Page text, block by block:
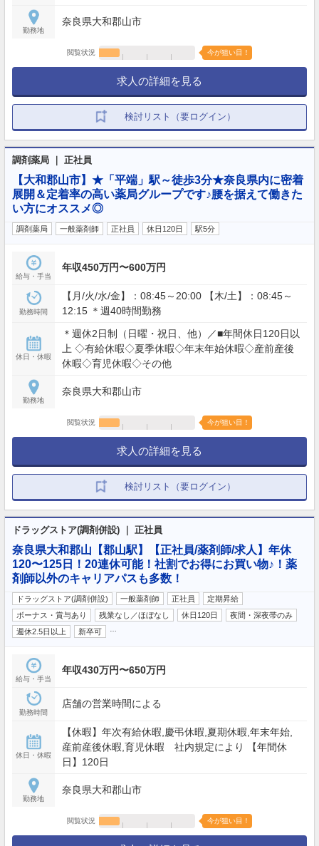
勤務地
奈良県大和郡山市
閲覧状況 今が狙い目！
求人の詳細を見る
検討リスト（要ログイン）
調剤薬局 ｜ 正社員
【大和郡山市】★「平端」駅～徒歩3分★奈良県内に密着
展開＆定着率の高い薬局グループです♪腰を据えて働きた
い方にオススメ◎
調剤薬局 一般薬剤師 正社員 休日120日 駅5分
給与・手当
年収450万円〜600万円
勤務時間
【月/火/水/金】：08:45～20:00 【木/土】：08:45～
12:15 ＊週40時間勤務
休日・休暇
＊週休2日制（日曜・祝日、他）／■年間休日120日以
上 ◇有給休暇◇夏季休暇◇年末年始休暇◇産前産後
休暇◇育児休暇◇その他
勤務地
奈良県大和郡山市
閲覧状況 今が狙い目！
求人の詳細を見る
検討リスト（要ログイン）
ドラッグストア(調剤併設) ｜ 正社員
奈良県大和郡山【郡山駅】【正社員/薬剤師/求人】年休
120〜125日！20連休可能！社割でお得にお買い物♪！薬
剤師以外のキャリアパスも多数！
ドラッグストア(調剤併設) 一般薬剤師 正社員
定期昇給
ボーナス・賞与あり
残業なし／ほぼなし 休日120日
夜間・深夜帯のみ
週休2.5日以上
新卒可
給与・手当
年収430万円〜650万円
勤務時間
店舗の営業時間による
休日・休暇
【休暇】年次有給休暇,慶弔休暇,夏期休暇,年末年始,
産前産後休暇,育児休暇 社内規定により 【年間休
日】120日
勤務地
奈良県大和郡山市
閲覧状況 今が狙い目！